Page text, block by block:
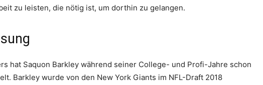
zu leisten, die nötig ist, um dorthin zu gelangen.
hat Saquon Barkley während seiner College- und Profi-Jahre schon
Barkley wurde von den New York Giants im NFL-Draft 2018